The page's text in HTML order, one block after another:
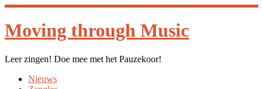
Ga
inhoud
Moving through Music
Leer zingen! Doe mee met het Pauzekoor!
Nieuws